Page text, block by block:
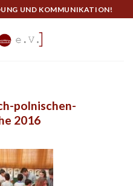
UND KOMMUNIKATION!
polnischen-
2016